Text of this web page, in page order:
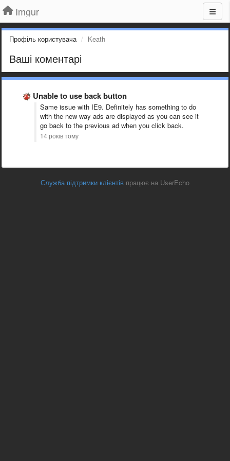
Imgur
Профіль користувача Keath
Ваші коментарі
Unable to use back button
Same issue with IE9. Definitely has something to do
with the new way ads are displayed as you can see it
go back to the previous ad when you click back.
14 років тому
Служба підтримки клієнтів працює на UserEcho